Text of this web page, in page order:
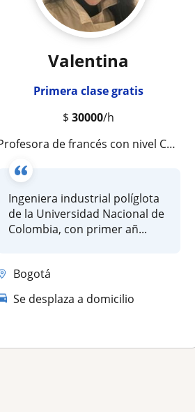
Valentina
Primera clase gratis
$30000/h
Profesora de francés con nivel C1 para niños y adultos (virtual)
Ingeniera industrial políglota
de la Universidad Nacional de
Colombia, con primer añ...
Bogotá
Se desplaza a domicilio